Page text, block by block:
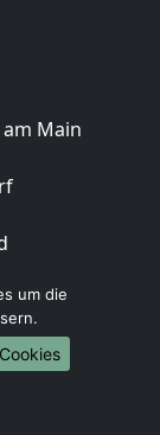
Main
um die